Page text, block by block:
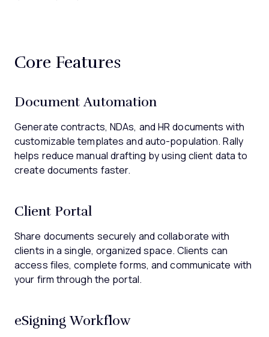
Core Features
Document Automation
Generate contracts, NDAs, and HR documents with
customizable templates and auto-population. Rally
helps reduce manual drafting by using client data to
create documents faster.
Client Portal
Share documents securely and collaborate with
clients in a single, organized space. Clients can
access files, complete forms, and communicate with
your firm through the portal.
eSigning Workflow